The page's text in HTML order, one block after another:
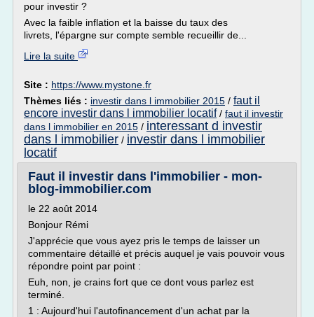
pour investir ?
Avec la faible inflation et la baisse du taux des
livrets, l'épargne sur compte semble recueillir de...
Lire la suite
Site : https://www.mystone.fr
Thèmes liés : investir dans l immobilier 2015 / faut il
encore investir dans l immobilier locatif/ faut il investir
dans l immobilier en 2015 / interessant d investir
dans l immobilier / investir dans l immobilier
locatif
Faut il investir dans l'immobilier - mon-
blog-immobilier.com
le 22 août 2014
Bonjour Rémi
J'apprécie que vous ayez pris le temps de laisser un
commentaire détaillé et précis auquel je vais pouvoir vous
répondre point par point :
Euh, non, je crains fort que ce dont vous parlez est
terminé.
1 : Aujourd'hui l'autofinancement d'un achat par la